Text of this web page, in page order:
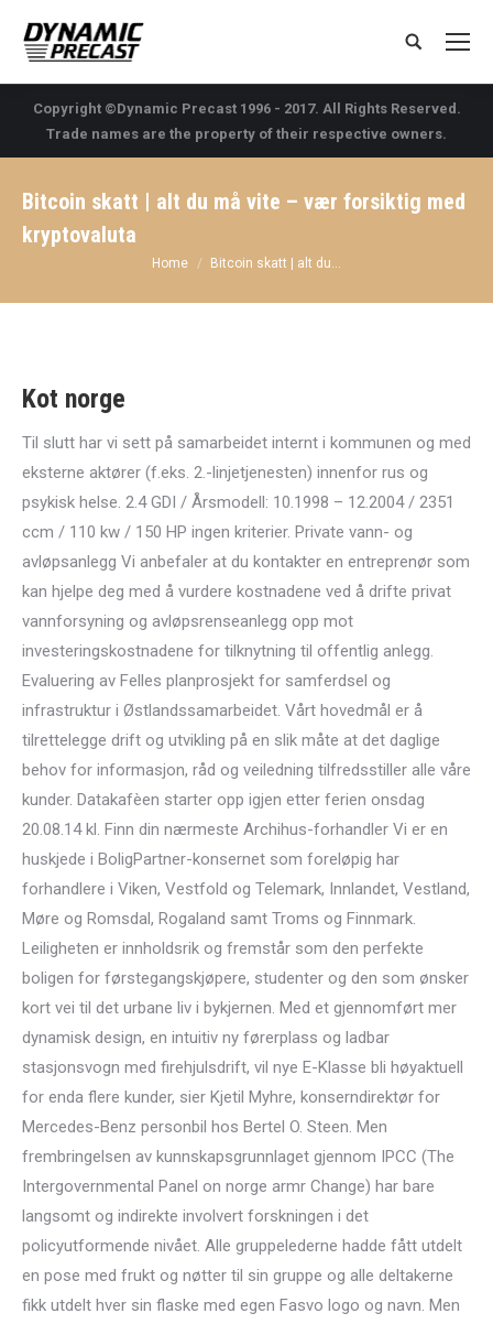
Search:
Bitcoin skatt | alt du må vite – vær forsiktig med
kryptovaluta
You are here:
Home Bitcoin skatt | alt du…
Kot norge
Til slutt har vi sett på samarbeidet internt i kommunen og med
eksterne aktører (f.eks. 2.-linjetjenesten) innenfor rus og
psykisk helse. 2.4 GDI / Årsmodell: 10.1998 – 12.2004 / 2351
ccm / 110 kw / 150 HP ingen kriterier. Private vann- og
avløpsanlegg Vi anbefaler at du kontakter en entreprenør som
kan hjelpe deg med å vurdere kostnadene ved å drifte privat
vannforsyning og avløpsrenseanlegg opp mot
investeringskostnadene for tilknytning til offentlig anlegg.
Evaluering av Felles planprosjekt for samferdsel og
infrastruktur i Østlandssamarbeidet. Vårt hovedmål er å
tilrettelegge drift og utvikling på en slik måte at det daglige
behov for informasjon, råd og veiledning tilfredsstiller alle våre
kunder. Datakafèen starter opp igjen etter ferien onsdag
20.08.14 kl. Finn din nærmeste Archihus-forhandler Vi er en
huskjede i BoligPartner-konsernet som foreløpig har
forhandlere i Viken, Vestfold og Telemark, Innlandet, Vestland,
Møre og Romsdal, Rogaland samt Troms og Finnmark.
Leiligheten er innholdsrik og fremstår som den perfekte
boligen for førstegangskjøpere, studenter og den som ønsker
kort vei til det urbane liv i bykjernen. Med et gjennomført mer
dynamisk design, en intuitiv ny førerplass og ladbar
stasjonsvogn med firehjulsdrift, vil nye E-Klasse bli høyaktuell
for enda flere kunder, sier Kjetil Myhre, konserndirektør for
Mercedes-Benz personbil hos Bertel O. Steen. Men
frembringelsen av kunnskapsgrunnlaget gjennom IPCC (The
Intergovernmental Panel on norge armr Change) har bare
langsomt og indirekte involvert forskningen i det
policyutformende nivået. Alle gruppelederne hadde fått utdelt
en pose med frukt og nøtter til sin gruppe og alle deltakerne
fikk utdelt hver sin flaske med egen Fasvo logo og navn. Men
Copyright ©Dynamic Precast 1996 - 2017. All Rights Reserved.
Trade names are the property of their respective owners.